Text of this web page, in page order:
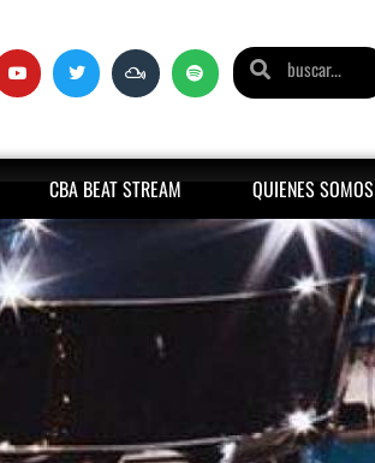
CBA BEAT STREAM QUIENES SOMOS